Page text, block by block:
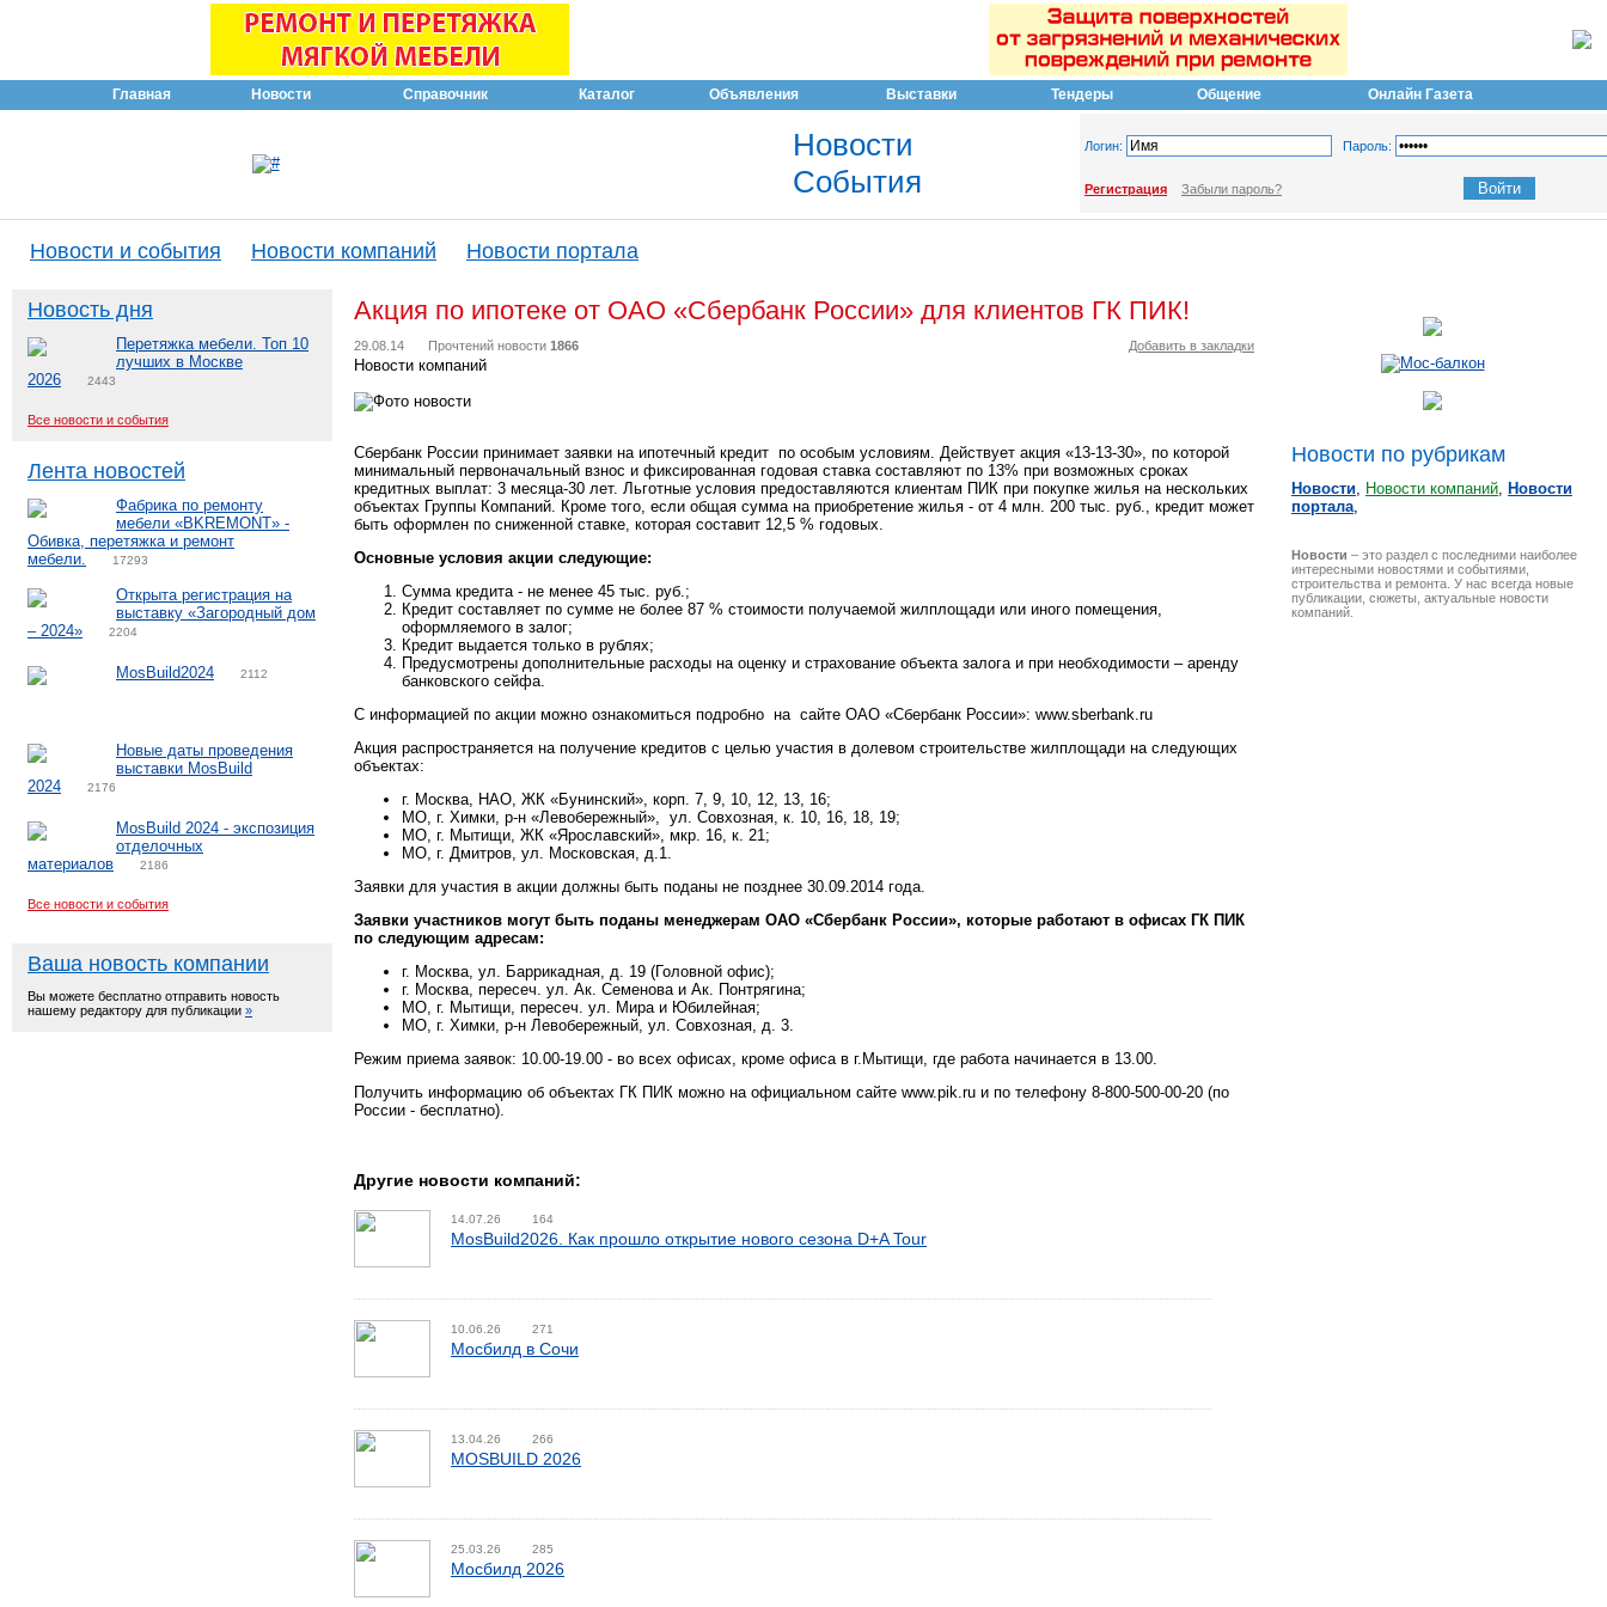
Главная Новости Справочник Каталог Объявления Выставки Тендеры Общение Онлайн Газета
Новости
События
Логин: Пароль:
Регистрация Забыли пароль?
Новости и события Новости компаний Новости портала
Новость дня
Перетяжка мебели. Топ 10
лучших в Москве
2026
2443
Все новости и события
Лента новостей
Фабрика по ремонту
мебели «BKREMONT» -
Обивка, перетяжка и ремонт
мебели.
17293
Открыта регистрация на
выставку «Загородный дом
– 2024»
2204
MosBuild2024 2112
Новые даты проведения
выставки MosBuild
2024
2176
MosBuild 2024 - экспозиция
отделочных
материалов
2186
Все новости и события
Ваша новость компании
Вы можете бесплатно отправить новость
нашему редактору для публикации »
Акция по ипотеке от ОАО «Сбербанк России» для клиентов ГК ПИК!
29.08.14 Прочтений новости 1866 Добавить в закладки
Новости компаний
Сбербанк России принимает заявки на ипотечный кредит по особым условиям. Действует акция «13-13-30», по которой
минимальный первоначальный взнос и фиксированная годовая ставка составляют по 13% при возможных сроках
кредитных выплат: 3 месяца-30 лет. Льготные условия предоставляются клиентам ПИК при покупке жилья на нескольких
объектах Группы Компаний. Кроме того, если общая сумма на приобретение жилья - от 4 млн. 200 тыс. руб., кредит может
быть оформлен по сниженной ставке, которая составит 12,5 % годовых.
Основные условия акции следующие:
Сумма кредита - не менее 45 тыс. руб.;
Кредит составляет по сумме не более 87 % стоимости получаемой жилплощади или иного помещения,
оформляемого в залог;
Кредит выдается только в рублях;
Предусмотрены дополнительные расходы на оценку и страхование объекта залога и при необходимости – аренду
банковского сейфа.
С информацией по акции можно ознакомиться подробно на сайте ОАО «Сбербанк России»: www.sberbank.ru
Акция распространяется на получение кредитов с целью участия в долевом строительстве жилплощади на следующих
объектах:
г. Москва, НАО, ЖК «Бунинский», корп. 7, 9, 10, 12, 13, 16;
МО, г. Химки, р-н «Левобережный», ул. Совхозная, к. 10, 16, 18, 19;
МО, г. Мытищи, ЖК «Ярославский», мкр. 16, к. 21;
МО, г. Дмитров, ул. Московская, д.1.
Заявки для участия в акции должны быть поданы не позднее 30.09.2014 года.
Заявки участников могут быть поданы менеджерам ОАО «Сбербанк России», которые работают в офисах ГК ПИК
по следующим адресам:
г. Москва, ул. Баррикадная, д. 19 (Головной офис);
г. Москва, пересеч. ул. Ак. Семенова и Ак. Понтрягина;
МО, г. Мытищи, пересеч. ул. Мира и Юбилейная;
МО, г. Химки, р-н Левобережный, ул. Совхозная, д. 3.
Режим приема заявок: 10.00-19.00 - во всех офисах, кроме офиса в г.Мытищи, где работа начинается в 13.00.
Получить информацию об объектах ГК ПИК можно на официальном сайте www.pik.ru и по телефону 8-800-500-00-20 (по
России - бесплатно).
Другие новости компаний:
14.07.26 164
MosBuild2026. Как прошло открытие нового сезона D+A Tour
10.06.26 271
Мосбилд в Сочи
13.04.26 266
MOSBUILD 2026
25.03.26 285
Мосбилд 2026
Новости по рубрикам
Новости, Новости компаний, Новости
портала,
Новости – это раздел с последними наиболее
интересными новостями и событиями,
строительства и ремонта. У нас всегда новые
публикации, сюжеты, актуальные новости
компаний.